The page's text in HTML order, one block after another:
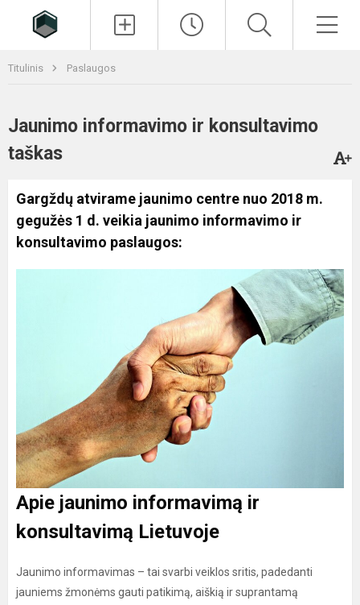
Titulinis Paslaugos
Jaunimo informavimo ir konsultavimo
taškas
Gargždų atvirame jaunimo centre nuo 2018 m.
gegužės 1 d. veikia jaunimo informavimo ir
konsultavimo paslaugos:
Apie jaunimo informavimą ir
konsultavimą Lietuvoje
Jaunimo informavimas – tai svarbi veiklos sritis, padedanti
jauniems žmonėms gauti patikimą, aiškią ir suprantamą